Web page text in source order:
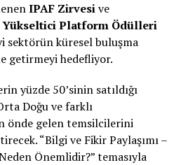
IPAF Zirvesive
Yükseltici Platform Ödülleri
sektörün küresel buluşma
getirmeyi hedefliyor.
yüzde 50’sinin satıldığı
Doğu ve farklı
önde gelen temsilcilerini
“Bilgi ve Fikir Paylaşımı –
Önemlidir?” temasıyla